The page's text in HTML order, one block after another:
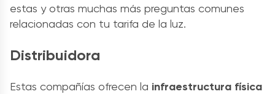
estas y otras muchas más preguntas comunes
relacionadas con tu tarifa de la luz.
Distribuidora
Estas compañías ofrecen la infraestructura física